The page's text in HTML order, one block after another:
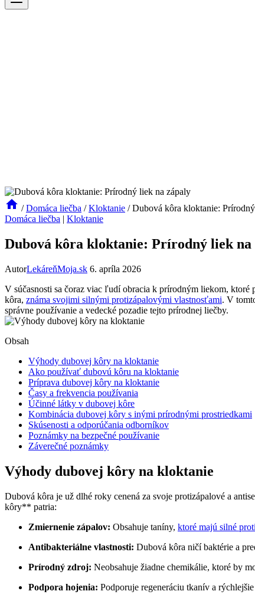
/ Domáca liečba / Kloktanie / Dubová kôra kloktanie:
Domáca liečba | Kloktanie
Dubová kôra kloktanie: Prírodný liek na
AutorLekáreňMoja.sk 6. apríla 2026
V súčasnosti sa čoraz viac ľudí obracia k prírodným liekom,
kôra, známa svojimi silnými protizápalovými vlastnosťami. V
správne používanie a vedecké pozadie tejto prírodnej liečby.
Obsah
Výhody dubovej kôry na kloktanie
Ako používať dubovú kôru na kloktanie
Príprava dubovej kôry na kloktanie
Časy a frekvencia používania
Účinné látky v dubovej kôre
Kombinácia dubovej kôry s inými prírodnými prostriedkami
Skúsenosti a odporúčania odborníkov
Poznámky na bezpečné používanie
Záverečné poznámky
Výhody dubovej kôry na kloktanie
Dubová kôra je už dlhé roky cenená za svoje protizápalové a
kôry** patria:
Zmiernenie zápalov: Obsahuje taníny, ktoré majú silné
Antibakteriálne vlastnosti: Dubová kôra ničí baktérie a
Prírodný zdroj: Neobsahuje žiadne chemikálie, ktoré by
Podpora hojenia: Podporuje regeneráciu tkanív a